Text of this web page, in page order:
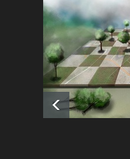
رویداد کارگاهی کارتون و
سربل…
کنندگان یازدهمین
بین‌المللی کا…